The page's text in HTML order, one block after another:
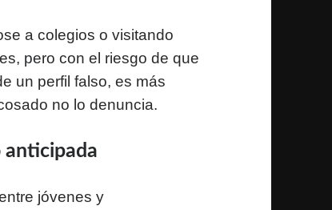
a colegios o visitando
pero con el riesgo de que
un perfil falso, es más
no lo denuncia.
anticipada
jóvenes y